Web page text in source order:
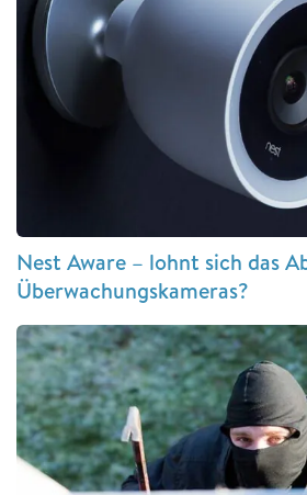
Nest Aware – lohnt sich das
Überwachungskameras?